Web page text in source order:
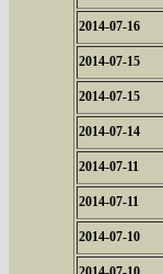
2014-07-16
2014-07-15
2014-07-15
2014-07-14
2014-07-11
2014-07-11
2014-07-10